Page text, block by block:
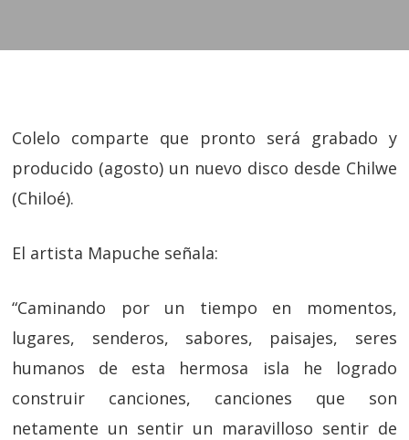
Colelo comparte que pronto será grabado y
producido (agosto) un nuevo disco desde Chilwe
(Chiloé).
El artista Mapuche señala:
“Caminando por un tiempo en momentos,
lugares, senderos, sabores, paisajes, seres
humanos de esta hermosa isla he logrado
construir canciones, canciones que son
netamente un sentir un maravilloso sentir de